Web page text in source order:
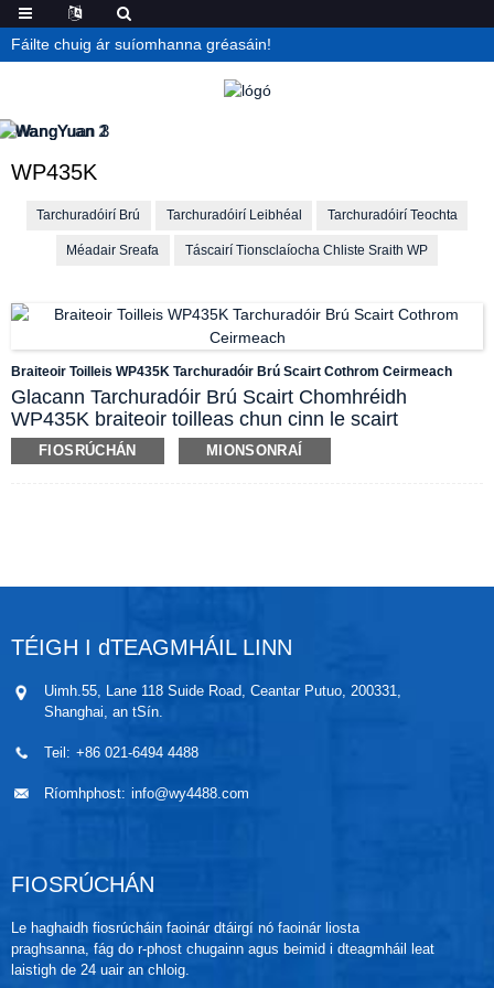
Fáilte chuig ár suíomhanna gréasáin!
WP435K
Tarchuradóirí Brú Tarchuradóirí Leibhéal Tarchuradóirí Teochta
Méadair Sreafa Táscairí Tionsclaíocha Chliste Sraith WP
Braiteoir Toilleis WP435K Tarchuradóir Brú Scairt Cothrom Ceirmeach
Glacann Tarchuradóir Brú Scairt Chomhréidh
WP435K braiteoir toilleas chun cinn le scairt
chomhréidh ceirmeach. Cuireann an chuid fliuch
neamh-chuasach deireadh le criosanna marbha le
FIOSRÚCHÁN MIONSONRAÍ
TÉIGH I dTEAGMHÁIL LINN
Uimh.55, Lane 118 Suide Road, Ceantar Putuo, 200331,
Shanghai, an tSín.
Teil: +86 021-6494 4488
Ríomhphost: info@wy4488.com
FIOSRÚCHÁN
Le haghaidh fiosrúcháin faoinár dtáirgí nó faoinár liosta
praghsanna, fág do r-phost chugainn agus beimid i dteagmháil leat
laistigh de 24 uair an chloig.